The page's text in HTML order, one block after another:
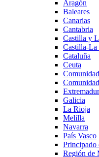
Aragón
Baleares
Canarias
Cantabria
Castilla y
Castilla-La
Cataluña
Ceuta
Galicia
La Rioja
Melilla
Navarra
País Vasco
Principado
Región de